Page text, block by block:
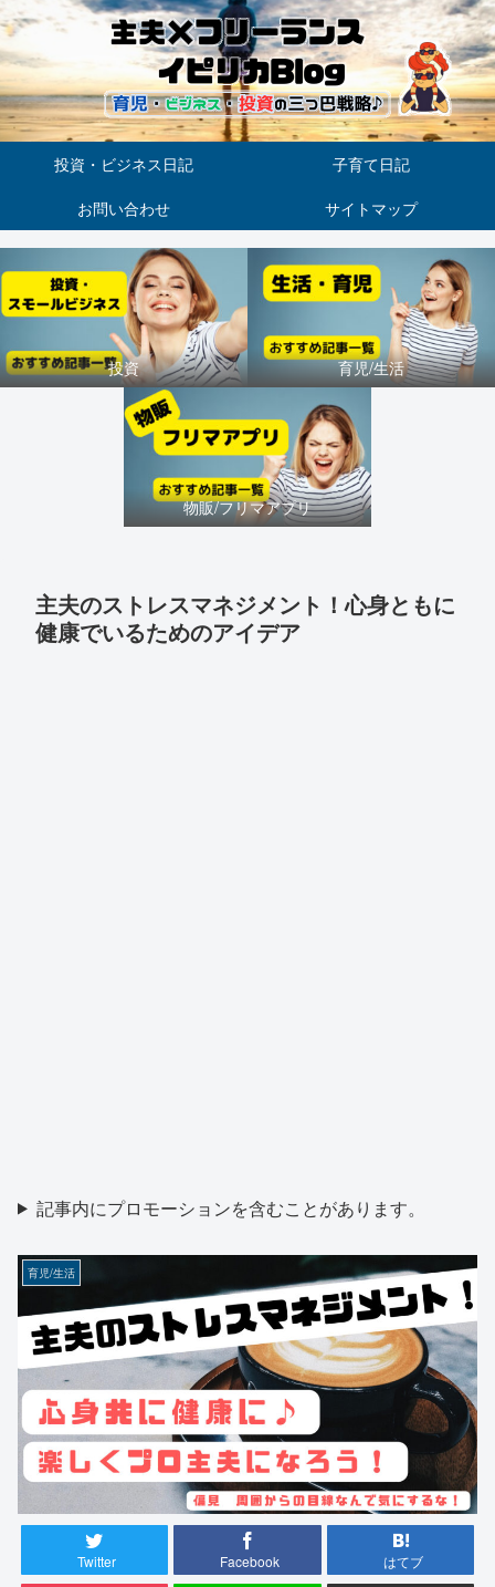
投資・ビジネス日記
子育て日記
お問い合わせ
サイトマップ
投資 育児/生活
物販/フリマアプリ
主夫のストレスマネジメント！心身ともに
健康でいるためのアイデア
記事内にプロモーションを含むことがあります。
育児/生活
Twitter Facebook はてブ